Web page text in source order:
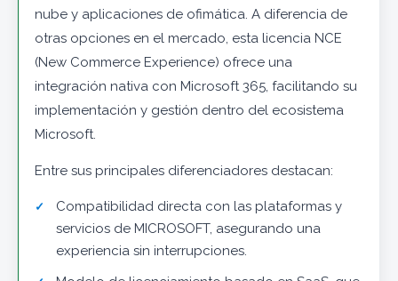
nube y aplicaciones de ofimática. A diferencia de
otras opciones en el mercado, esta licencia NCE
(New Commerce Experience) ofrece una
integración nativa con Microsoft 365, facilitando su
implementación y gestión dentro del ecosistema
Microsoft.
Entre sus principales diferenciadores destacan:
Compatibilidad directa con las plataformas y
servicios de MICROSOFT, asegurando una
experiencia sin interrupciones.